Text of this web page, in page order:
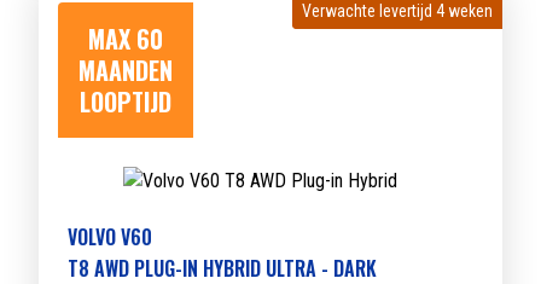
MAX 60
MAANDEN
LOOPTIJD
Verwachte levertijd 4 weken
Verwachte levertijd 4 weken
VOLVO V60
T8 AWD PLUG-IN HYBRID ULTRA - DARK